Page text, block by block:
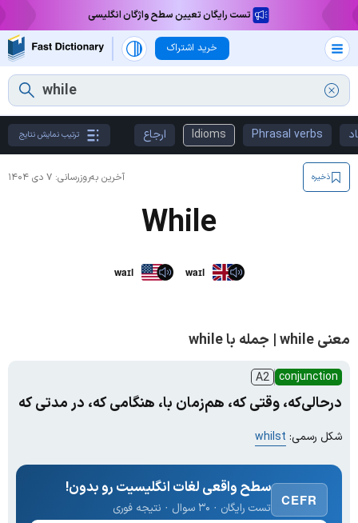
تست رایگان تعیین سطح واژگان انگلیسی
خرید اشتراک
Phrasal verbs
Idioms ارجاع ترتیب نمایش نتایج
آخرین به‌روزرسانی: ۷ دی ۱۴۰۴ ذخیره
While
waɪl waɪl
معنی while | جمله با while
conjunction
A2
درحالی‌که، وقتی که، هم‌زمان با، هنگامی که، در مدتی که
شکل رسمی: whilst
CEFR
سطح واقعی لغات انگلیسیت رو بدون!
تست رایگان · ۳۰ سوال · نتیجه فوری